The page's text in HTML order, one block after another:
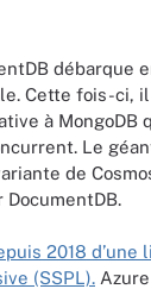
débarque
Cette fois-ci, il
à MongoDB
Le
de
DocumentDB.
2018 d’une
(SSPL).